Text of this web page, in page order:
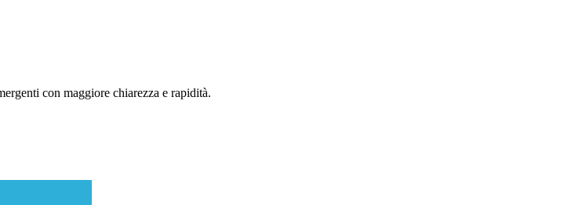
con maggiore chiarezza e rapidità.